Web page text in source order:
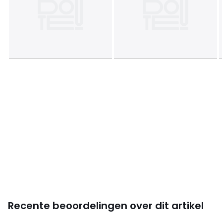
Recente beoordelingen over dit artikel